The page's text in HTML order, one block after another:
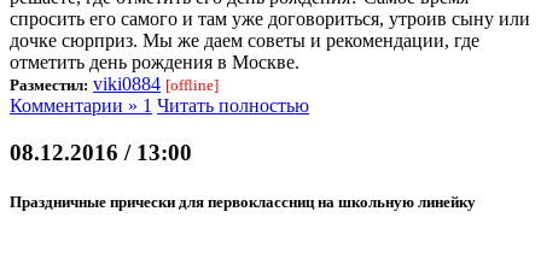
спросить его самого и там уже договориться, утроив сыну или
дочке сюрприз. Мы же даем советы и рекомендации, где
отметить день рождения в Москве.
Разместил: viki0884 [offline]
Комментарии » 1 Читать полностью
08.12.2016 / 13:00
Праздничные прически для первоклассниц на школьную линейку